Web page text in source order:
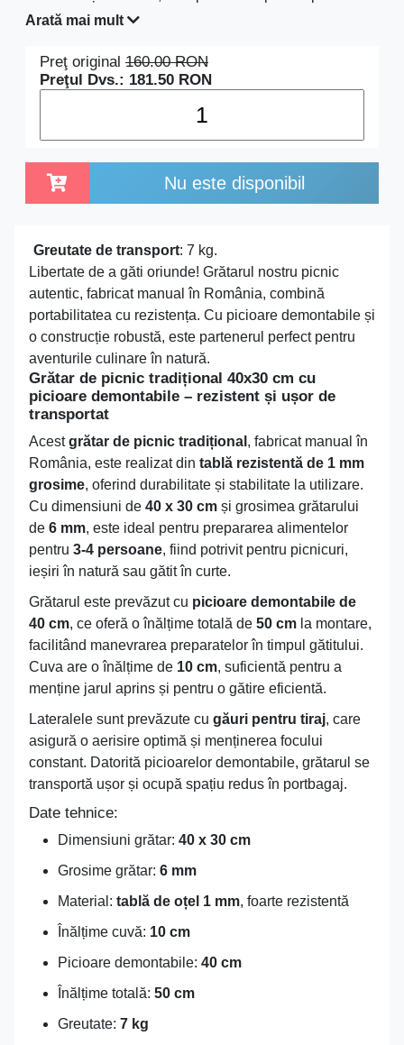
aventurile culinare în natură.
Arată mai mult
Preţ original 160.00RON
Preţul Dvs.: 181.50 RON
Nu este disponibil
Greutate de transport: 7 kg.
Libertate de a găti oriunde! Grătarul nostru picnic
autentic, fabricat manual în România, combină
portabilitatea cu rezistența. Cu picioare demontabile și
o construcție robustă, este partenerul perfect pentru
aventurile culinare în natură.
Grătar de picnic tradițional 40x30 cm cu
picioare demontabile – rezistent și ușor de
transportat
Acestgrătar de picnic tradițional , fabricat manual în
România, este realizat din tablă rezistentă de 1 mm
grosime, oferind durabilitate și stabilitate la utilizare.
Cu dimensiuni de 40 x 30 cm și grosimea grătarului
de 6 mm, este ideal pentru prepararea alimentelor
pentru 3-4 persoane, fiind potrivit pentru picnicuri,
ieșiri în natură sau gătit în curte.
Grătarul este prevăzut cu picioare demontabile de
40 cm, ce oferă o înălțime totală de 50 cm la montare,
facilitând manevrarea preparatelor în timpul gătitului.
Cuva are o înălțime de 10 cm, suficientă pentru a
menține jarul aprins și pentru o gătire eficientă.
Lateralele sunt prevăzute cu găuri pentru tiraj, care
asigură o aerisire optimă și menținerea focului
constant. Datorită picioarelor demontabile, grătarul se
transportă ușor și ocupă spațiu redus în portbagaj.
Date tehnice:
Dimensiuni grătar: 40 x 30 cm
Grosime grătar: 6 mm
Material: tablă de oțel 1 mm, foarte rezistentă
Înălțime cuvă: 10 cm
Picioare demontabile: 40 cm
Înălțime totală: 50 cm
Greutate: 7 kg